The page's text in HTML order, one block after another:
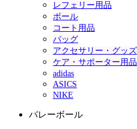
レフェリー用品
ボール
コート用品
バッグ
アクセサリー・グッズ
ケア・サポーター用品
adidas
ASICS
NIKE
バレーボール